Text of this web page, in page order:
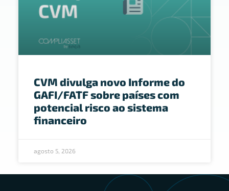
CVM divulga novo Informe do
GAFI/FATF sobre países com
potencial risco ao sistema
financeiro
agosto 5, 2026